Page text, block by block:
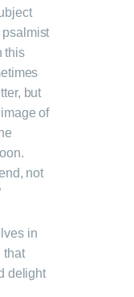
this
but
of
not
in
that
delight